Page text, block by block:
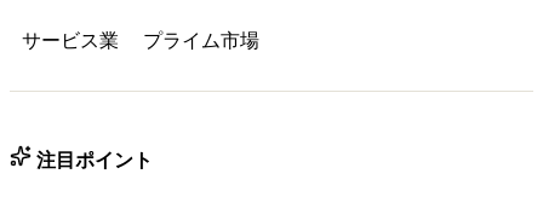
サービス業 プライム市場
注目ポイント